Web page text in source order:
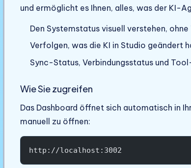
und ermöglicht es Ihnen, alles, was der KI-
Den Systemstatus visuell verstehen,
Verfolgen, was die KI in Studio geändert
Sync-Status, Verbindungsstatus und
Wie Sie zugreifen
Das Dashboard öffnet sich automatisch in
manuell zu öffnen:
http://localhost:3002